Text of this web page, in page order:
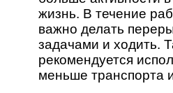
жизнь. В течение
важно делать
задачами и ходить.
рекомендуется
меньше транспорта